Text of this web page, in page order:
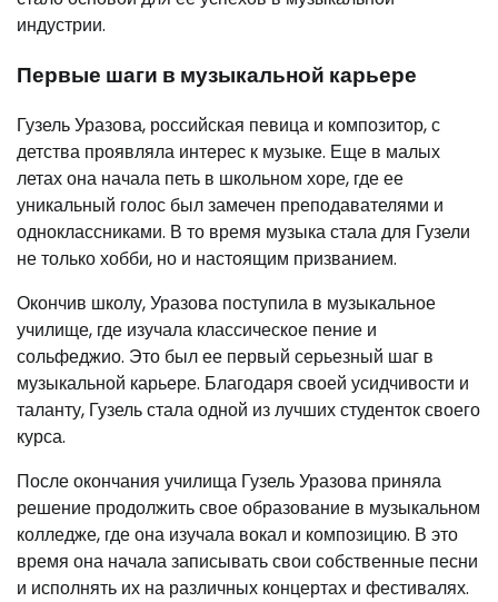
индустрии.
Первые шаги в музыкальной карьере
Гузель Уразова, российская певица и композитор, с
детства проявляла интерес к музыке. Еще в малых
летах она начала петь в школьном хоре, где ее
уникальный голос был замечен преподавателями и
одноклассниками. В то время музыка стала для Гузели
не только хобби, но и настоящим призванием.
Окончив школу, Уразова поступила в музыкальное
училище, где изучала классическое пение и
сольфеджио. Это был ее первый серьезный шаг в
музыкальной карьере. Благодаря своей усидчивости и
таланту, Гузель стала одной из лучших студенток своего
курса.
После окончания училища Гузель Уразова приняла
решение продолжить свое образование в музыкальном
колледже, где она изучала вокал и композицию. В это
время она начала записывать свои собственные песни
и исполнять их на различных концертах и фестивалях.